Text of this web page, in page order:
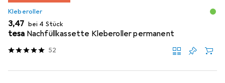
Kleberoller
EUR
3,47 bei 4 Stück
tesa Nachfüllkassette Kleberoller permanent
52